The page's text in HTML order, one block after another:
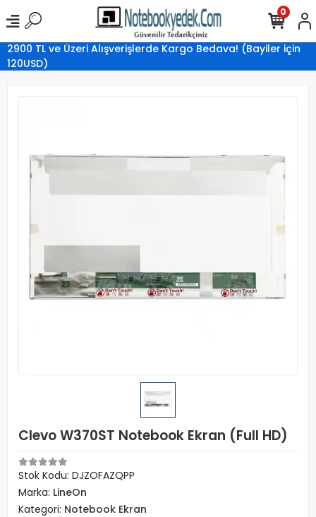
2900 TL ve Üzeri Alışverişlerde Kargo Bedava! (Bayiler için
120USD)
0
Clevo W370ST Notebook Ekran (Full HD)
Stok Kodu: DJZOFAZQPP
Marka: LineOn
Kategori: Notebook Ekran